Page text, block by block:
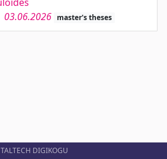
03.06.2026 master's theses
TALTECH DIGIKOGU